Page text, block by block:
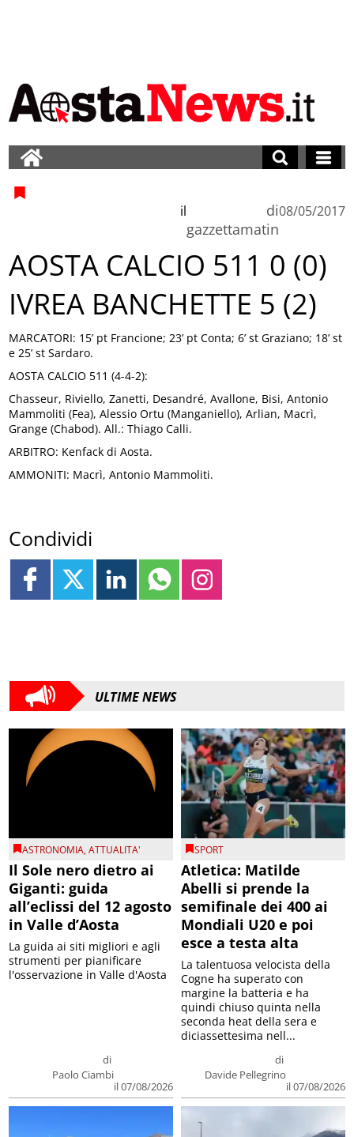
di
gazzettamatin
il 08/05/2017
AOSTA CALCIO 511 0 (0)
IVREA BANCHETTE 5 (2)
MARCATORI: 15’ pt Francione; 23’ pt Conta; 6’ st Graziano; 18’ st
e 25’ st Sardaro.
AOSTA CALCIO 511 (4-4-2):
Chasseur, Riviello, Zanetti, Desandré, Avallone, Bisi, Antonio
Mammoliti (Fea), Alessio Ortu (Manganiello), Arlian, Macrì,
Grange (Chabod). All.: Thiago Calli.
ARBITRO: Kenfack di Aosta.
AMMONITI: Macrì, Antonio Mammoliti.
Condividi
ULTIME NEWS
ASTRONOMIA,ATTUALITA'
Il Sole nero dietro ai
Giganti: guida
all’eclissi del 12 agosto
in Valle d’Aosta
di
Paolo Ciambi
il 07/08/2026
La guida ai siti migliori e agli
strumenti per pianificare
l'osservazione in Valle d'Aosta
SPORT
Atletica: Matilde
Abelli si prende la
semifinale dei 400 ai
Mondiali U20 e poi
esce a testa alta
di
Davide Pellegrino
il 07/08/2026
La talentuosa velocista della
Cogne ha superato con
margine la batteria e ha
quindi chiuso quinta nella
seconda heat della sera e
diciassettesima nell...